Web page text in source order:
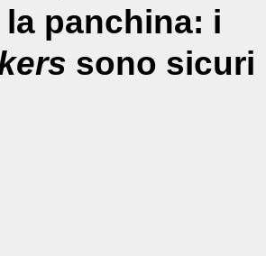
la panchina: i
sono sicuri